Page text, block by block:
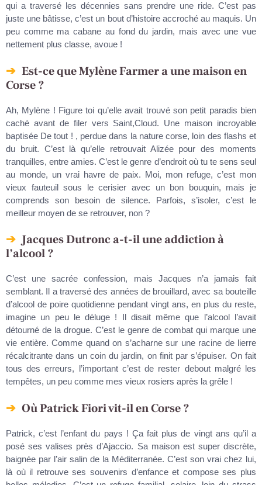
qui a traversé les décennies sans prendre une ride. C’est pas
juste une bâtisse, c’est un bout d’histoire accroché au maquis. Un
peu comme ma cabane au fond du jardin, mais avec une vue
nettement plus classe, avoue !
Est-ce que Mylène Farmer a une maison en
Corse ?
Ah, Mylène ! Figure toi qu’elle avait trouvé son petit paradis bien
caché avant de filer vers Saint,Cloud. Une maison incroyable
baptisée De tout ! , perdue dans la nature corse, loin des flashs et
du bruit. C’est là qu’elle retrouvait Alizée pour des moments
tranquilles, entre amies. C’est le genre d’endroit où tu te sens seul
au monde, un vrai havre de paix. Moi, mon refuge, c’est mon
vieux fauteuil sous le cerisier avec un bon bouquin, mais je
comprends son besoin de silence. Parfois, s’isoler, c’est le
meilleur moyen de se retrouver, non ?
Jacques Dutronc a-t-il une addiction à
l’alcool ?
C’est une sacrée confession, mais Jacques n’a jamais fait
semblant. Il a traversé des années de brouillard, avec sa bouteille
d’alcool de poire quotidienne pendant vingt ans, en plus du reste,
imagine un peu le déluge ! Il disait même que l’alcool l’avait
détourné de la drogue. C’est le genre de combat qui marque une
vie entière. Comme quand on s’acharne sur une racine de lierre
récalcitrante dans un coin du jardin, on finit par s’épuiser. On fait
tous des erreurs, l’important c’est de rester debout malgré les
tempêtes, un peu comme mes vieux rosiers après la grêle !
Où Patrick Fiori vit-il en Corse ?
Patrick, c’est l’enfant du pays ! Ça fait plus de vingt ans qu’il a
posé ses valises près d’Ajaccio. Sa maison est super discrète,
baignée par l’air salin de la Méditerranée. C’est son vrai chez lui,
là où il retrouve ses souvenirs d’enfance et compose ses plus